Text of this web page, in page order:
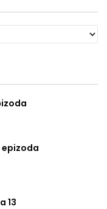
epizoda
13